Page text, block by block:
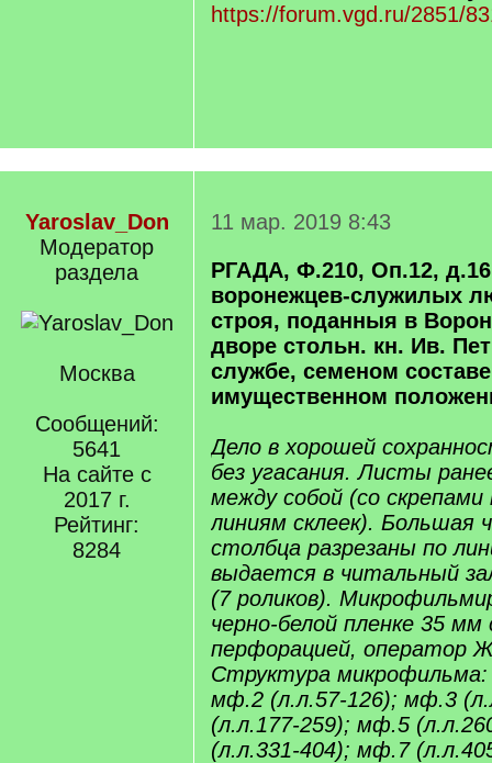
https://forum.vgd.ru/2851/
Yaroslav_Don
Модератор
раздела
Москва
Сообщений:
5641
На сайте с
2017 г.
Рейтинг:
8284
11 мар. 2019 8:43
РГАДА, Ф.210, Оп.12,
воронежцев-служилых
строя, поданныя в
дворе стольн. кн. Ив.
службе, семеном
имущественном
Дело в хорошей
без угасания. Листы
между собой (со
линиям склеек). Большая
столбца разрезаны по
выдается в читальный
(7 роликов).
черно-белой пленке 35 мм
перфорацией, оператор
Структура
мф.2 (л.л.57-126); мф.3
(л.л.177-259); мф.5
(л.л.331-404); мф.7